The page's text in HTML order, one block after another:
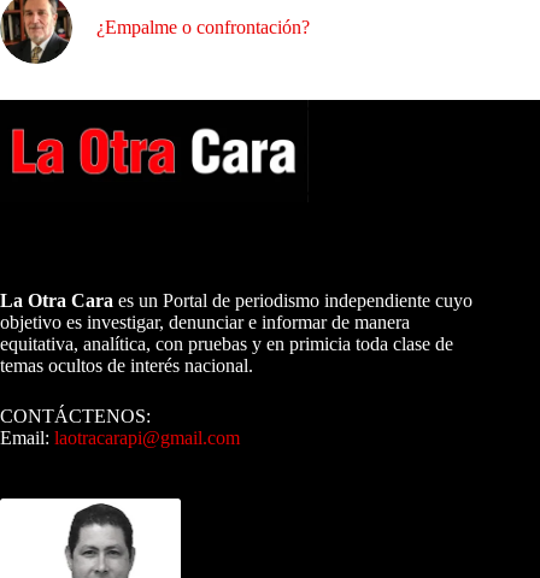
¿Empalme o confrontación?
La Otra Cara es un Portal de periodismo independiente cuyo
objetivo es investigar, denunciar e informar de manera
equitativa, analítica, con pruebas y en primicia toda clase de
temas ocultos de interés nacional.
CONTÁCTENOS:
Email: laotracarapi@gmail.com